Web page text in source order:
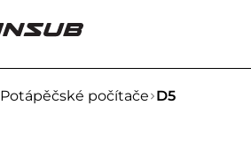
Potápěčské počítače D5